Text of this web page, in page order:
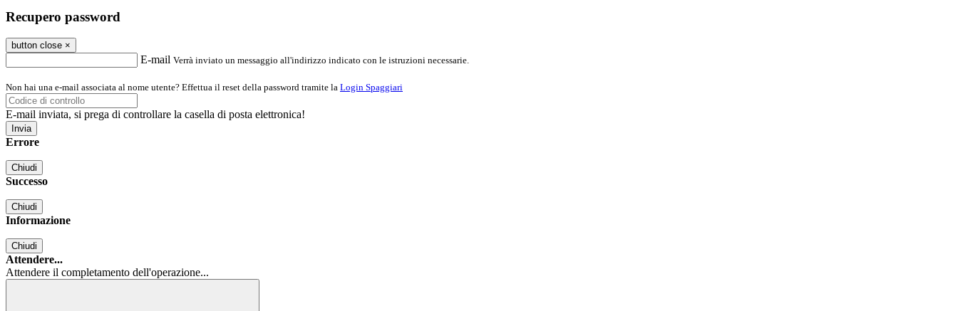
Recupero password
button close ×
E-mail Verrà inviato un messaggio all'indirizzo indicato con le istruzioni necessarie.
Non hai una e-mail associata al nome utente? Effettua il reset della password tramite la Login Spaggiari
E-mail inviata, si prega di controllare la casella di posta elettronica!
Errore
Chiudi
Successo
Chiudi
Informazione
Chiudi
Attendere...
Attendere il completamento dell'operazione...